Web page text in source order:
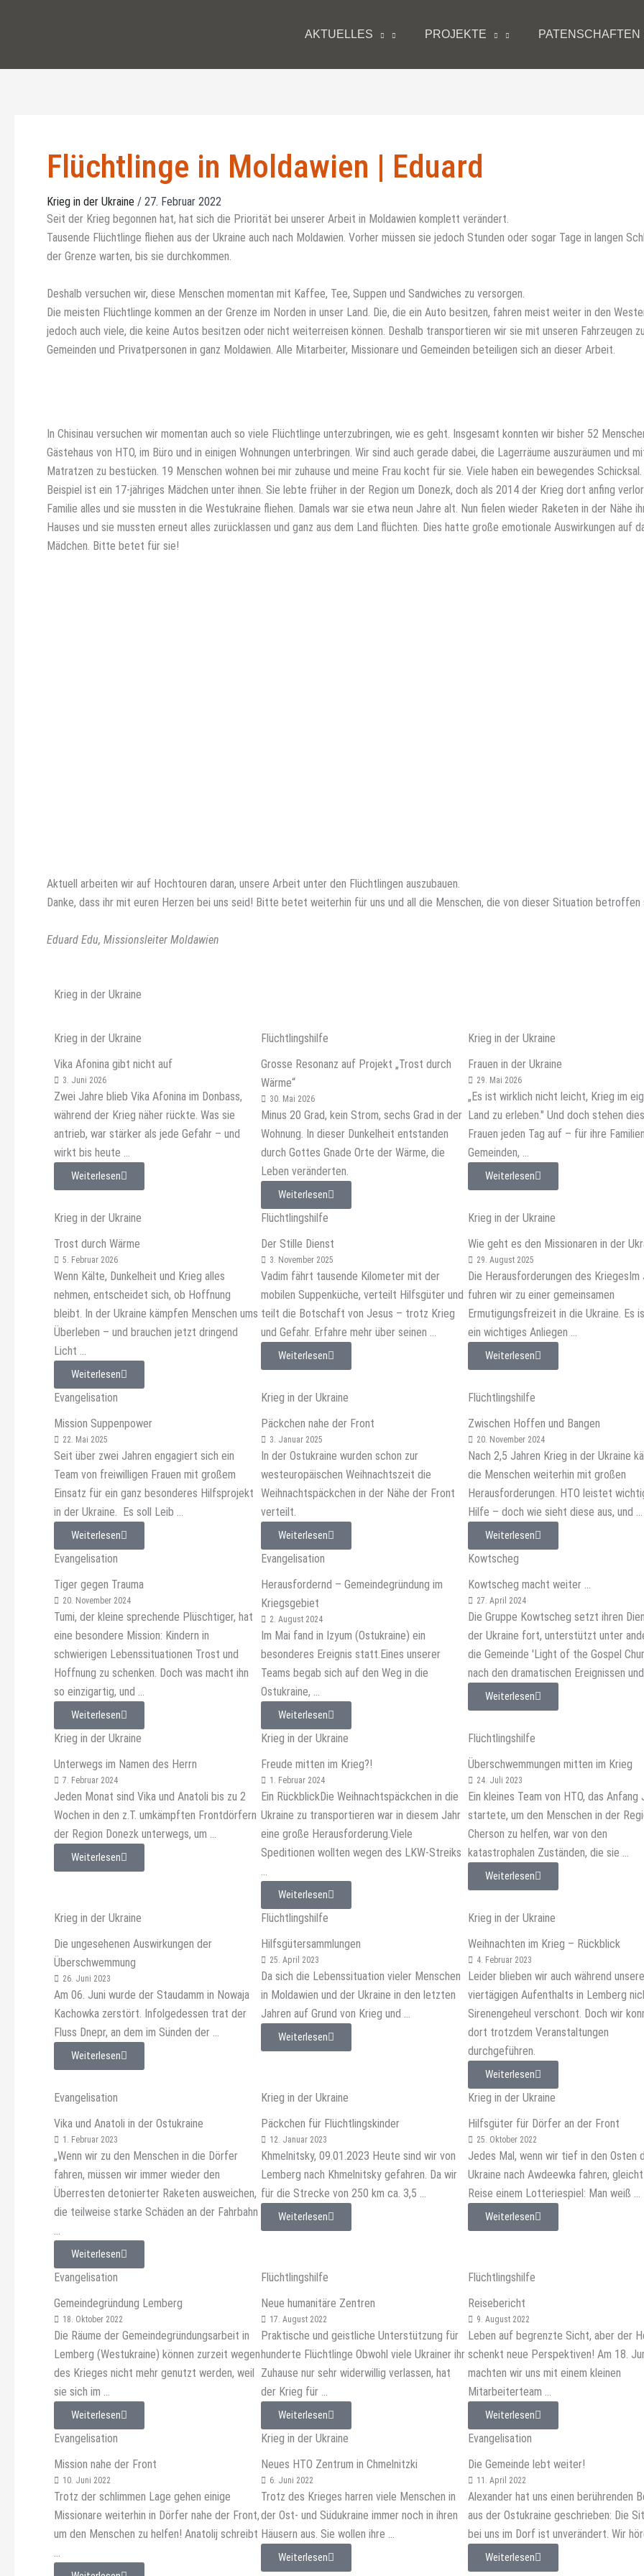
AKTUELLES PROJEKTE PATENSCHAFTEN
Flüchtlinge in Moldawien | Eduard
Krieg in der Ukraine / 27. Februar 2022
Seit der Krieg begonnen hat, hat sich die Priorität bei unserer Arbeit in Moldawien komplett verändert.
Tausende Flüchtlinge fliehen aus der Ukraine auch nach Moldawien. Vorher müssen sie jedoch Stunden oder sogar Tage in langen
der Grenze warten, bis sie durchkommen.
Deshalb versuchen wir, diese Menschen momentan mit Kaffee, Tee, Suppen und Sandwiches zu versorgen.
Die meisten Flüchtlinge kommen an der Grenze im Norden in unser Land. Die, die ein Auto besitzen, fahren meist weiter in den
jedoch auch viele, die keine Autos besitzen oder nicht weiterreisen können. Deshalb transportieren wir sie mit unseren Fahrzeugen zu
Gemeinden und Privatpersonen in ganz Moldawien. Alle Mitarbeiter, Missionare und Gemeinden beteiligen sich an dieser Arbeit.
In Chisinau versuchen wir momentan auch so viele Flüchtlinge unterzubringen, wie es geht. Insgesamt konnten wir bisher 52
Gästehaus von HTO, im Büro und in einigen Wohnungen unterbringen. Wir sind auch gerade dabei, die Lagerräume auszuräumen und
Matratzen zu bestücken. 19 Menschen wohnen bei mir zuhause und meine Frau kocht für sie. Viele haben ein bewegendes Schicksal.
Beispiel ist ein 17-jähriges Mädchen unter ihnen. Sie lebte früher in der Region um Donezk, doch als 2014 der Krieg dort anfing
Familie alles und sie mussten in die Westukraine fliehen. Damals war sie etwa neun Jahre alt. Nun fielen wieder Raketen in der Nähe
Hauses und sie mussten erneut alles zurücklassen und ganz aus dem Land flüchten. Dies hatte große emotionale Auswirkungen auf
Mädchen. Bitte betet für sie!
Aktuell arbeiten wir auf Hochtouren daran, unsere Arbeit unter den Flüchtlingen auszubauen.
Danke, dass ihr mit euren Herzen bei uns seid! Bitte betet weiterhin für uns und all die Menschen, die von dieser Situation betroffen
Eduard Edu, Missionsleiter Moldawien
Krieg in der Ukraine
Krieg in der Ukraine
Vika Afonina gibt nicht auf
3. Juni 2026
Zwei Jahre blieb Vika Afonina im Donbass,
während der Krieg näher rückte. Was sie
antrieb, war stärker als jede Gefahr – und
wirkt bis heute ...
Weiterlesen
Flüchtlingshilfe
Grosse Resonanz auf Projekt „Trost durch
Wärme“
30. Mai 2026
Minus 20 Grad, kein Strom, sechs Grad in der
Wohnung. In dieser Dunkelheit entstanden
durch Gottes Gnade Orte der Wärme, die
Leben veränderten.
Weiterlesen
Krieg in der Ukraine
Frauen in der Ukraine
29. Mai 2026
„Es ist wirklich nicht leicht, Krieg im
Land zu erleben." Und doch stehen
Frauen jeden Tag auf – für ihre
Gemeinden, ...
Weiterlesen
Krieg in der Ukraine
Trost durch Wärme
5. Februar 2026
Wenn Kälte, Dunkelheit und Krieg alles
nehmen, entscheidet sich, ob Hoffnung
bleibt. In der Ukraine kämpfen Menschen ums
Überleben – und brauchen jetzt dringend
Licht ...
Weiterlesen
Flüchtlingshilfe
Der Stille Dienst
3. November 2025
Vadim fährt tausende Kilometer mit der
mobilen Suppenküche, verteilt Hilfsgüter und
teilt die Botschaft von Jesus – trotz Krieg
und Gefahr. Erfahre mehr über seinen ...
Weiterlesen
Krieg in der Ukraine
Wie geht es den Missionaren in der
29. August 2025
Die Herausforderungen des KriegesIm
fuhren wir zu einer gemeinsamen
Ermutigungsfreizeit in die Ukraine. Es
ein wichtiges Anliegen ...
Weiterlesen
Evangelisation
Mission Suppenpower
22. Mai 2025
Seit über zwei Jahren engagiert sich ein
Team von freiwilligen Frauen mit großem
Einsatz für ein ganz besonderes Hilfsprojekt
in der Ukraine. Es soll Leib ...
Weiterlesen
Krieg in der Ukraine
Päckchen nahe der Front
3. Januar 2025
In der Ostukraine wurden schon zur
westeuropäischen Weihnachtszeit die
Weihnachtspäckchen in der Nähe der Front
verteilt.
Weiterlesen
Flüchtlingshilfe
Zwischen Hoffen und Bangen
20. November 2024
Nach 2,5 Jahren Krieg in der Ukraine
die Menschen weiterhin mit großen
Herausforderungen. HTO leistet
Hilfe – doch wie sieht diese aus, und ...
Weiterlesen
Evangelisation
Tiger gegen Trauma
20. November 2024
Tumi, der kleine sprechende Plüschtiger, hat
eine besondere Mission: Kindern in
schwierigen Lebenssituationen Trost und
Hoffnung zu schenken. Doch was macht ihn
so einzigartig, und ...
Weiterlesen
Evangelisation
Herausfordernd – Gemeindegründung im
Kriegsgebiet
2. August 2024
Im Mai fand in Izyum (Ostukraine) ein
besonderes Ereignis statt.Eines unserer
Teams begab sich auf den Weg in die
Ostukraine, ...
Weiterlesen
Kowtscheg
Kowtscheg macht weiter …
27. April 2024
Die Gruppe Kowtscheg setzt ihren
der Ukraine fort, unterstützt unter
die Gemeinde 'Light of the Gospel
nach den dramatischen Ereignissen
Weiterlesen
Krieg in der Ukraine
Unterwegs im Namen des Herrn
7. Februar 2024
Jeden Monat sind Vika und Anatoli bis zu 2
Wochen in den z.T. umkämpften Frontdörfern
der Region Donezk unterwegs, um ...
Weiterlesen
Krieg in der Ukraine
Freude mitten im Krieg?!
1. Februar 2024
Ein RückblickDie Weihnachtspäckchen in die
Ukraine zu transportieren war in diesem Jahr
eine große Herausforderung.Viele
Speditionen wollten wegen des LKW-Streiks
...
Weiterlesen
Flüchtlingshilfe
Überschwemmungen mitten im Krieg
24. Juli 2023
Ein kleines Team von HTO, das Anfang
startete, um den Menschen in der
Cherson zu helfen, war von den
katastrophalen Zuständen, die sie ...
Weiterlesen
Krieg in der Ukraine
Die ungesehenen Auswirkungen der
Überschwemmung
26. Juni 2023
Am 06. Juni wurde der Staudamm in Nowaja
Kachowka zerstört. Infolgedessen trat der
Fluss Dnepr, an dem im Sünden der ...
Weiterlesen
Flüchtlingshilfe
Hilfsgütersammlungen
25. April 2023
Da sich die Lebenssituation vieler Menschen
in Moldawien und der Ukraine in den letzten
Jahren auf Grund von Krieg und ...
Weiterlesen
Krieg in der Ukraine
Weihnachten im Krieg – Rückblick
4. Februar 2023
Leider blieben wir auch während
viertägigen Aufenthalts in Lemberg
Sirenengeheul verschont. Doch wir
dort trotzdem Veranstaltungen
durchgeführen.
Weiterlesen
Evangelisation
Vika und Anatoli in der Ostukraine
1. Februar 2023
„Wenn wir zu den Menschen in die Dörfer
fahren, müssen wir immer wieder den
Überresten detonierter Raketen ausweichen,
die teilweise starke Schäden an der Fahrbahn
...
Weiterlesen
Krieg in der Ukraine
Päckchen für Flüchtlingskinder
12. Januar 2023
Khmelnitsky, 09.01.2023 Heute sind wir von
Lemberg nach Khmelnitsky gefahren. Da wir
für die Strecke von 250 km ca. 3,5 ...
Weiterlesen
Krieg in der Ukraine
Hilfsgüter für Dörfer an der Front
25. Oktober 2022
Jedes Mal, wenn wir tief in den Osten
Ukraine nach Awdeewka fahren,
Reise einem Lotteriespiel: Man weiß ...
Weiterlesen
Evangelisation
Gemeindegründung Lemberg
18. Oktober 2022
Die Räume der Gemeindegründungsarbeit in
Lemberg (Westukraine) können zurzeit wegen
des Krieges nicht mehr genutzt werden, weil
sie sich im ...
Weiterlesen
Flüchtlingshilfe
Neue humanitäre Zentren
17. August 2022
Praktische und geistliche Unterstützung für
hunderte Flüchtlinge Obwohl viele Ukrainer ihr
Zuhause nur sehr widerwillig verlassen, hat
der Krieg für ...
Weiterlesen
Flüchtlingshilfe
Reisebericht
9. August 2022
Leben auf begrenzte Sicht, aber der
schenkt neue Perspektiven! Am 18.
machten wir uns mit einem kleinen
Mitarbeiterteam ...
Weiterlesen
Evangelisation
Mission nahe der Front
10. Juni 2022
Trotz der schlimmen Lage gehen einige
Missionare weiterhin in Dörfer nahe der Front,
um den Menschen zu helfen! Anatolij schreibt
...
Krieg in der Ukraine
Neues HTO Zentrum in Chmelnitzki
6. Juni 2022
Trotz des Krieges harren viele Menschen in
der Ost- und Südukraine immer noch in ihren
Häusern aus. Sie wollen ihre ...
Weiterlesen
Evangelisation
Die Gemeinde lebt weiter!
11. April 2022
Alexander hat uns einen berührenden
aus der Ostukraine geschrieben: Die
bei uns im Dorf ist unverändert. Wir
Weiterlesen